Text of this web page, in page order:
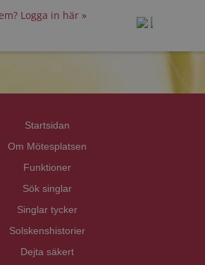
Logga in här »
Startsidan
Om Mötesplatsen
Funktioner
Sök singlar
Singlar tycker
Solskenshistorier
Dejta säkert